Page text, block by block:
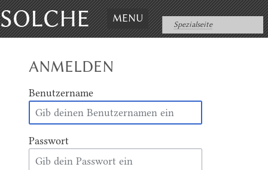
SOLCHE MENU
Spezialseite
ANMELDEN
Benutzername
Passwort